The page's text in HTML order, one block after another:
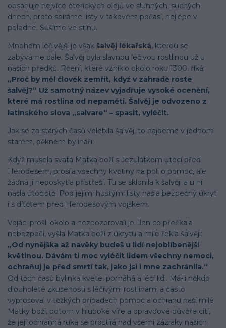
obsahuje nejvíce éterických olejů ve slunných, suchých
dnech, proto sbíráme listy v takovém počasí, nejlépe v
poledne. Sušíme ve stínu.
Mnohem léčivější je však šalvěj lékařská, kterou se
zabýváme dále. Šalvěj byla slavnou léčivou rostlinou už u
našich předků. Rčení, které vzniklo okolo roku 1300, říká:
„Proč by měl člověk zemřít, když v zahradě roste
šalvěj?“ Už samotný název vyjadřuje vysoké ocenění,
které má rostlina od nepaměti. Šalvěj je odvozeno z
latinského slova „salvare“ – spasit, vyléčit.
Jak se za starých časů velebila šalvěj, to najdeme v jednom
starém, pěkném bylináři:
Když musela svatá Matka boží s Jezulátkem utéci před
Herodesem, prosila všechny květiny na poli o pomoc, ale
žádná jí neposkytla přístřeší. Tu se sklonila k šalvěji a u ní
našla útočiště. Pod jejími hustými listy našla bezpečný úkryt
i s dítětem před Herodesovým vojskem.
Vojáci prošli okolo a nezpozorovali je. Jen co přečkala
nebezpečí, vyšla Matka boží z úkrytu a mile řekla šalvěji:
„Od nynějška až navěky budeš u lidí nejoblíbenější
květinou. Dávám ti moc vyléčit lidem všechny nemoci,
ochraňuj je před smrtí tak, jako jsi i mne zachránila.“
Od těch časů bylinka kvete, pomáhá a léčí lidi. Má-li někdo
dlouholeté zkušenosti s léčivými rostlinami a často
vyprošoval v těžkých případech pomoc a ochranu naší milé
Matky boží, potom v hluboké víře a opravdové důvěře cítí,
že její ochranná ruka se prostírá nad všemi zázraky našich